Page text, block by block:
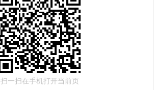
扫一扫在手机打开当前页